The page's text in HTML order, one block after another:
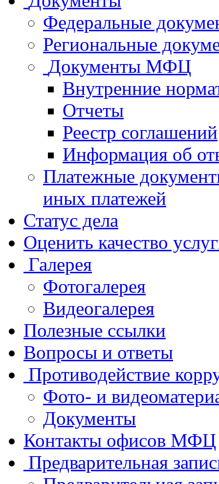
Федеральные
Региональные
Документы МФЦ
Внутренние
Отчеты
Реестр соглашений
Информация об
Платежные
иных платежей
Статус дела
Оценить качество
Галерея
Фотогалерея
Видеогалерея
Полезные ссылки
Вопросы и ответы
Противодействие
Фото- и
Документы
Контакты офисов МФЦ
Предварительная